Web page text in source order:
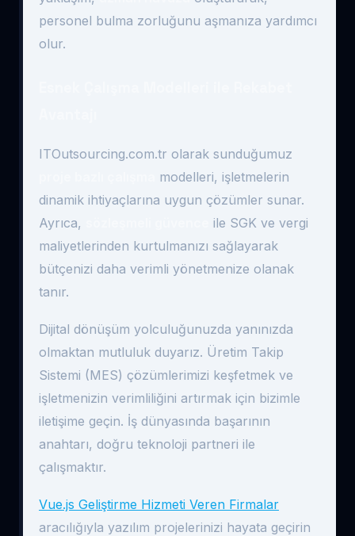
personel bulma zorluğunu aşmanıza yardımcı
olur.
ITOutsourcing.com.tr olarak sunduğumuz
modelleri, işletmelerin
dinamik ihtiyaçlarına uygun çözümler sunar.
Ayrıca,
ile SGK ve vergi
maliyetlerinden kurtulmanızı sağlayarak
bütçenizi daha verimli yönetmenize olanak
tanır.
Dijital dönüşüm yolculuğunuzda yanınızda
olmaktan mutluluk duyarız. Üretim Takip
Sistemi (MES) çözümlerimizi keşfetmek ve
işletmenizin verimliliğini artırmak için bizimle
iletişime geçin. İş dünyasında başarının
anahtarı, doğru teknoloji partneri ile
çalışmaktır.
Vue.js Geliştirme Hizmeti Veren Firmalar
aracılığıyla yazılım projelerinizi hayata geçirin